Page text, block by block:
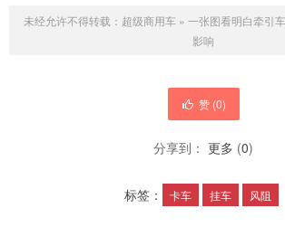
未经允许不得转载： 超级商用车» 一张图看明白牵引
影响
赞 (0)
分享到： 更多 (0)
标签： 卡车 挂车 风阻